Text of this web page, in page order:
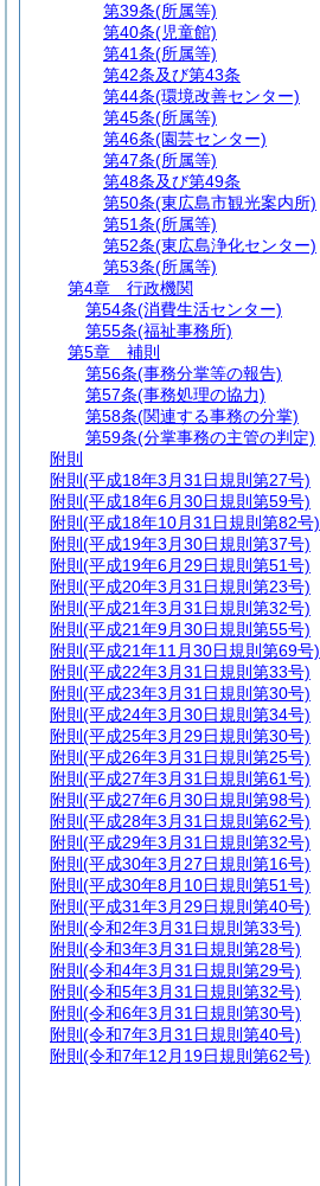
第39条(所属等)
第40条(児童館)
第41条(所属等)
第42条及び第43条
第44条(環境改善センター)
第45条(所属等)
第46条(園芸センター)
第47条(所属等)
第48条及び第49条
第50条(東広島市観光案内所)
第51条(所属等)
第52条(東広島浄化センター)
第53条(所属等)
第4章
行政機関
第54条(消費生活センター)
第55条(福祉事務所)
第5章
補則
第56条(事務分掌等の報告)
第57条(事務処理の協力)
第58条(関連する事務の分掌)
第59条(分掌事務の主管の判定)
附則
附則 (平成18年3月31日規則第27号)
附則 (平成18年6月30日規則第59号)
附則 (平成18年10月31日規則第82号)
附則 (平成19年3月30日規則第37号)
附則 (平成19年6月29日規則第51号)
附則 (平成20年3月31日規則第23号)
附則 (平成21年3月31日規則第32号)
附則 (平成21年9月30日規則第55号)
附則 (平成21年11月30日規則第69号)
附則 (平成22年3月31日規則第33号)
附則 (平成23年3月31日規則第30号)
附則 (平成24年3月30日規則第34号)
附則 (平成25年3月29日規則第30号)
附則 (平成26年3月31日規則第25号)
附則 (平成27年3月31日規則第61号)
附則 (平成27年6月30日規則第98号)
附則 (平成28年3月31日規則第62号)
附則 (平成29年3月31日規則第32号)
附則 (平成30年3月27日規則第16号)
附則 (平成30年8月10日規則第51号)
附則 (平成31年3月29日規則第40号)
附則 (令和2年3月31日規則第33号)
附則 (令和3年3月31日規則第28号)
附則 (令和4年3月31日規則第29号)
附則 (令和5年3月31日規則第32号)
附則 (令和6年3月31日規則第30号)
附則 (令和7年3月31日規則第40号)
附則 (令和7年12月19日規則第62号)